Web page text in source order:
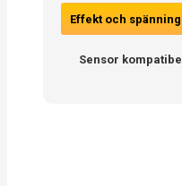
Effekt och spänning
Sensor kompatibel